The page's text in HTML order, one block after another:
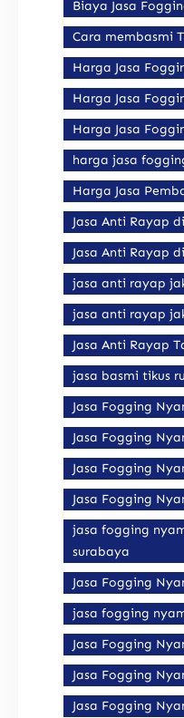
Biaya Jasa
Cara membasmi
Harga Jasa
Harga Jasa
Harga Jasa
harga jasa
Harga Jasa
Jasa Anti Rayap
Jasa Anti Rayap
jasa anti rayap
jasa anti rayap
Jasa Anti Rayap
jasa basmi tikus
Jasa Fogging
Jasa Fogging
Jasa Fogging
Jasa Fogging
jasa fogging
surabaya
Jasa Fogging
jasa fogging
Jasa Fogging
Jasa Fogging
Jasa Fogging